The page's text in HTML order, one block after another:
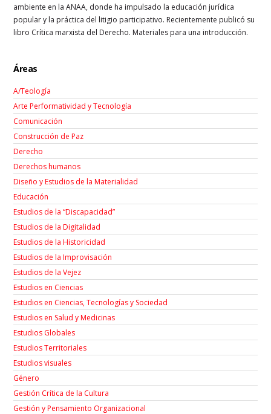
ambiente en la ANAA, donde ha impulsado la educación jurídica
popular y la práctica del litigio participativo. Recientemente publicó su
libro Crítica marxista del Derecho. Materiales para una introducción.
Áreas
A/Teología
Arte Performatividad y Tecnología
Comunicación
Construcción de Paz
Derecho
Derechos humanos
Diseño y Estudios de la Materialidad
Educación
Estudios de la “Discapacidad”
Estudios de la Digitalidad
Estudios de la Historicidad
Estudios de la Improvisación
Estudios de la Vejez
Estudios en Ciencias
Estudios en Ciencias, Tecnologías y Sociedad
Estudios en Salud y Medicinas
Estudios Globales
Estudios Territoriales
Estudios visuales
Género
Gestión Crítica de la Cultura
Gestión y Pensamiento Organizacional